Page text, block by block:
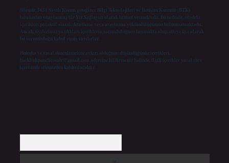
Sitemiz, 5651 Sayılı Kanun gereğince Bilgi Teknolojileri ve İletişim Kurumu (BTK)
tarafından onaylanmış bir Yer Sağlayıcı olarak hizmet vermektedir. Bu nedenle, sitedeki
içerikleri proaktif olarak denetleme veya araştırma yükümlülüğümüz bulunmamaktadır.
Ancak, üyelerimiz yazdıkları içeriklerin sorumluluğunu taşımakta olup, siteye üye olarak
bu sorumluluğu kabul etmiş sayılırlar.
Hukuka ve yasal düzenlemelere aykırı olduğunu düşündüğünüz içerikleri,
backlinkpanelicomtr@gmail.com adresine bildirmeniz halinde, ilgili içerikler yasal süre
içerisinde sitemizden kaldırılacaktır.